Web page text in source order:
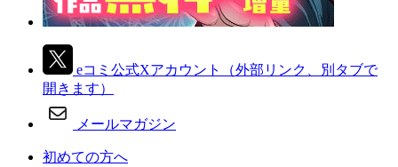
eコミ公式Xアカウント
（外部リンク、別タブで
開きます）
メールマガジン
初めての方へ